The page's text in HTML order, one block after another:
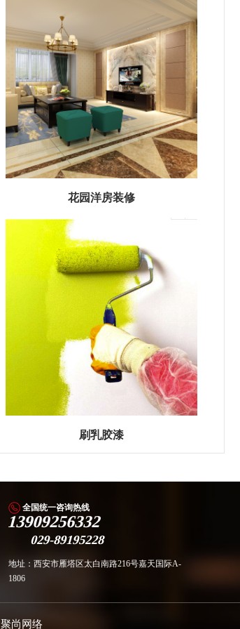
花园洋房装修
刷乳胶漆
全国统一咨询热线
13909256332
029-89195228
地址：西安市雁塔区太白南路216号嘉天国际A-
1806
聚尚网络